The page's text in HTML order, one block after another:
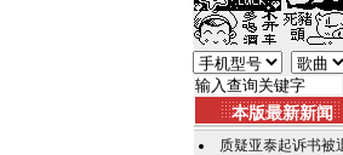
本版最新新闻
质疑亚泰起诉书被